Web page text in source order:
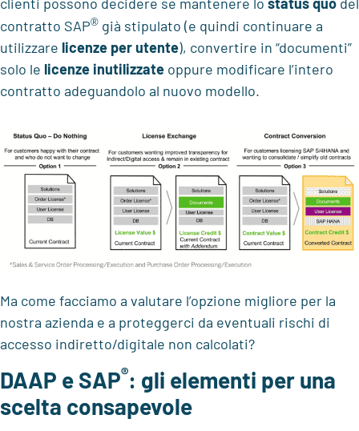
contratto SAP® già stipulato (e quindi continuare a
utilizzare licenze per utente), convertire in “documenti”
solo le licenze inutilizzate oppure modificare l’intero
contratto adeguandolo al nuovo modello.
Ma come facciamo a valutare l’opzione migliore per la
nostra azienda e a proteggerci da eventuali rischi di
accesso indiretto/digitale non calcolati?
DAAP e SAP®: gli elementi per una
scelta consapevole